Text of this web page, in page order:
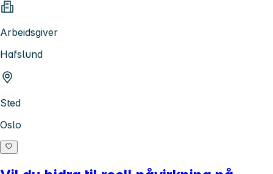
Arbeidsgiver
Hafslund
Sted
Oslo